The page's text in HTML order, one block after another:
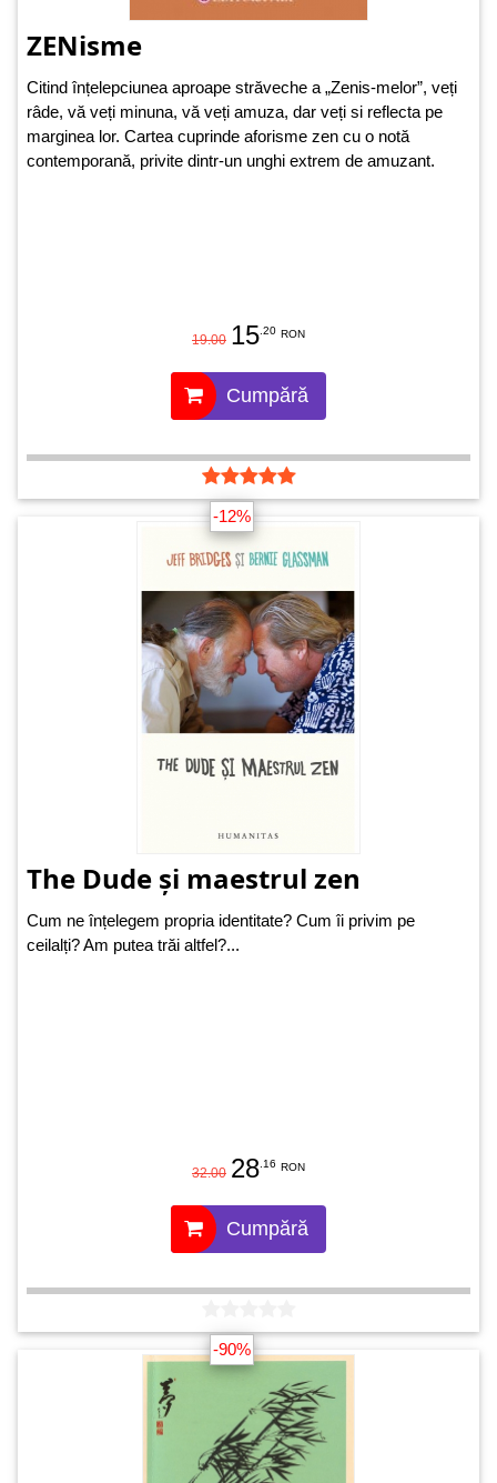
ZENisme
Citind înțelepciunea aproape străveche a „Zenis-melor”, veți
râde, vă veți minuna, vă veți amuza, dar veți si reflecta pe
marginea lor. Cartea cuprinde aforisme zen cu o notă
contemporană, privite dintr-un unghi extrem de amuzant.
19.00 15 .20 RON
Cumpără
-12%
The Dude și maestrul zen
Cum ne înțelegem propria identitate? Cum îi privim pe
ceilalți? Am putea trăi altfel?...
32.00 28 .16 RON
Cumpără
-90%